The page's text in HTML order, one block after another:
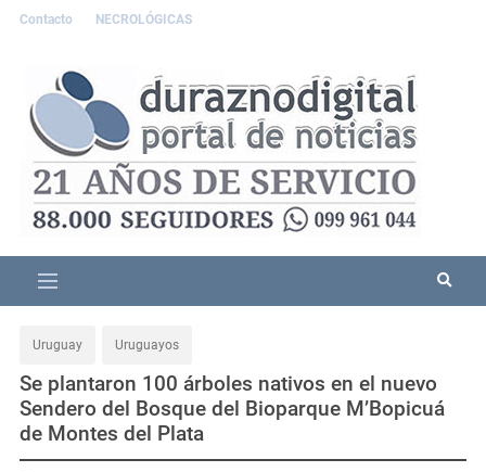
Contacto NECROLÓGICAS
Uruguay Uruguayos
Se plantaron 100 árboles nativos en el nuevo
Sendero del Bosque del Bioparque M’Bopicuá
de Montes del Plata